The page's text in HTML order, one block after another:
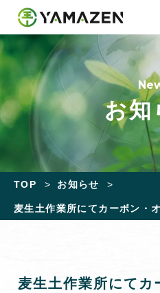
お知
TOP お知らせ
麦生土作業所にてカーボン・
麦生土作業所にてカ